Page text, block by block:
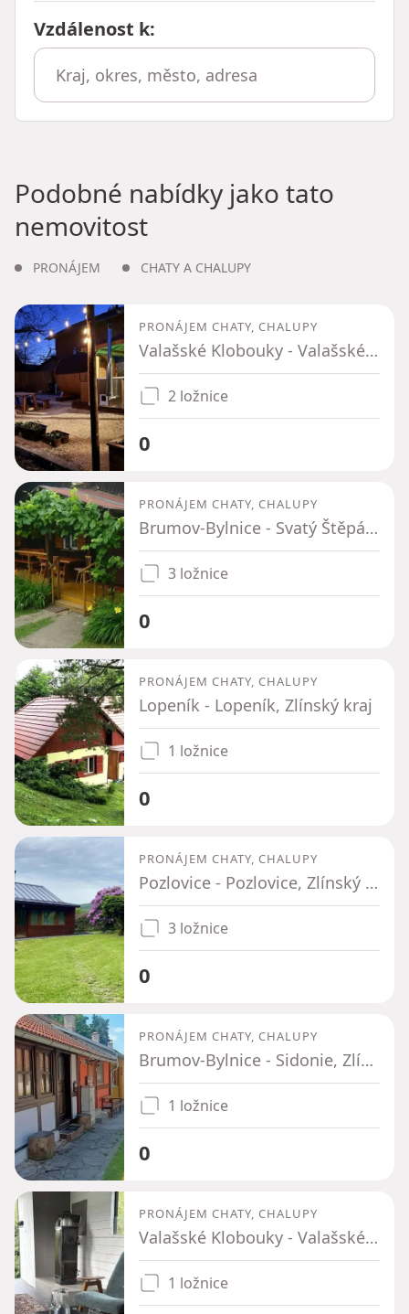
Vzdálenost k:
Podobné nabídky jako tato
nemovitost
PRONÁJEM CHATY A CHALUPY
PRONÁJEM CHATY, CHALUPY
Valašské Klobouky - Valašské Klobouky, Zlínský kraj
2 ložnice
0
PRONÁJEM CHATY, CHALUPY
Brumov-Bylnice - Svatý Štěpán, Zlínský kraj
3 ložnice
0
PRONÁJEM CHATY, CHALUPY
Lopeník - Lopeník, Zlínský kraj
1 ložnice
0
PRONÁJEM CHATY, CHALUPY
Pozlovice - Pozlovice, Zlínský kraj
3 ložnice
0
PRONÁJEM CHATY, CHALUPY
Brumov-Bylnice - Sidonie, Zlínský kraj
1 ložnice
0
PRONÁJEM CHATY, CHALUPY
Valašské Klobouky - Valašské Klobouky, Zlínský kraj
1 ložnice